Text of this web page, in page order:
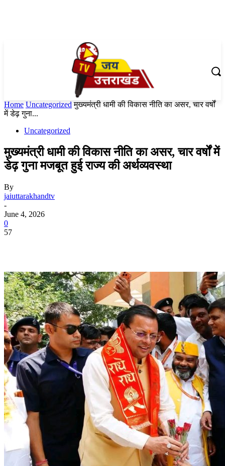
Home Uncategorized मुख्यमंत्री धामी की विकास नीति का असर, चार वर्षों
में डेढ़ गुना...
Uncategorized
मुख्यमंत्री धामी की विकास नीति का असर, चार वर्षों में
डेढ़ गुना मजबूत हुई राज्य की अर्थव्यवस्था
By
jaiuttarakhandtv
-
June 4, 2026
0
57